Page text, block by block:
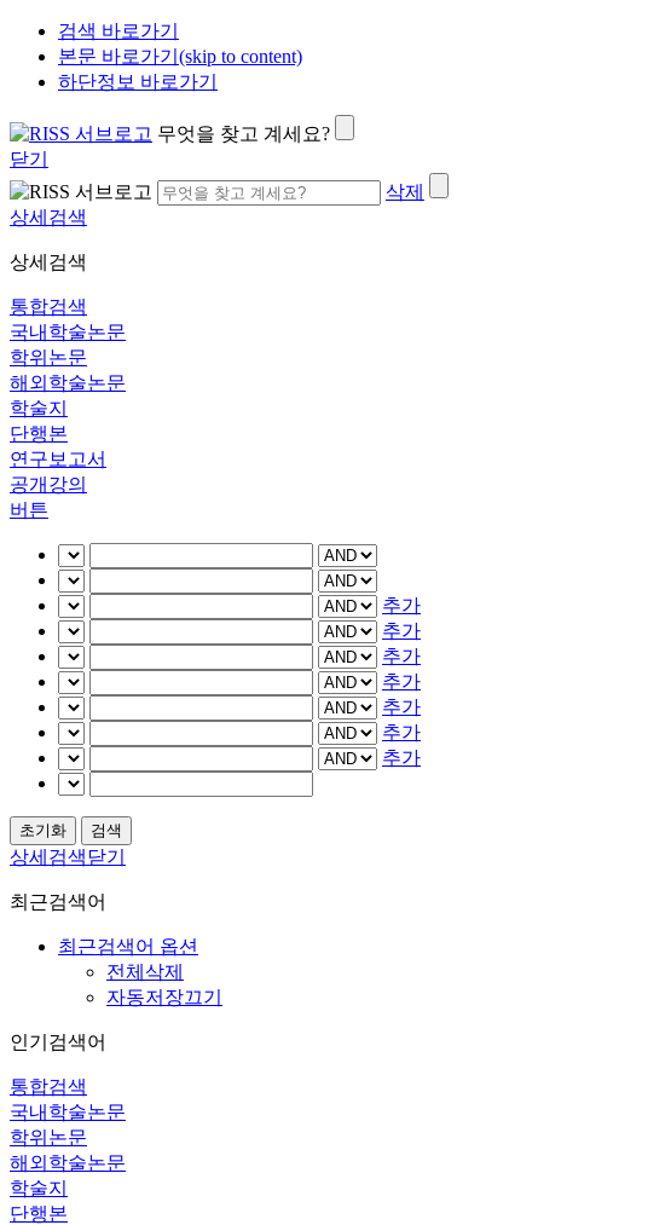
검색 바로가기
본문 바로가기(skip to content)
하단정보 바로가기
무엇을 찾고 계세요?
닫기
삭제
상세검색
상세검색
통합검색
국내학술논문
학위논문
해외학술논문
학술지
단행본
연구보고서
공개강의
버튼
추가
추가
추가
추가
추가
추가
추가
상세검색닫기
최근검색어
최근검색어 옵션
전체삭제
자동저장끄기
인기검색어
통합검색
국내학술논문
학위논문
해외학술논문
학술지
단행본